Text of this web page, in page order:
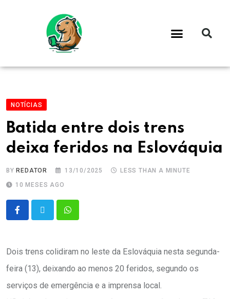
NOTÍCIAS
Batida entre dois trens
deixa feridos na Eslováquia
BY REDATOR 13/10/2025
LESS THAN A MINUTE
10 MESES AGO
Dois trens colidiram no leste da Eslováquia nesta segunda-
feira (13), deixando ao menos 20 feridos, segundo os
serviços de emergência e a imprensa local.